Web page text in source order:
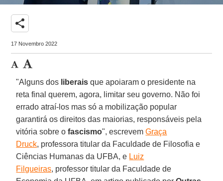
share
17 Novembro 2022
"Alguns dos liberais que apoiaram o presidente na
reta final querem, agora, limitar seu governo. Não foi
errado atraí-los mas só a mobilização popular
garantirá os direitos das maiorias, responsáveis pela
vitória sobre ofascismo", escrevemGraça
Druck, professora titular da Faculdade de Filosofia e
Ciências Humanas da UFBA, e Luiz
Filgueiras, professor titular da Faculdade de